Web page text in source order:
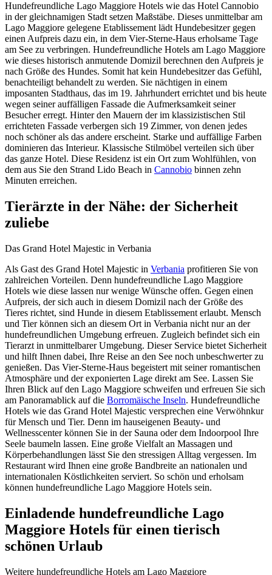
Hundefreundliche Lago Maggiore Hotels wie das Hotel Cannobio
in der gleichnamigen Stadt setzen Maßstäbe. Dieses unmittelbar am
Lago Maggiore gelegene Etablissement lädt Hundebesitzer gegen
einen Aufpreis dazu ein, in dem Vier-Sterne-Haus erholsame Tage
am See zu verbringen. Hundefreundliche Hotels am Lago Maggiore
wie dieses historisch anmutende Domizil berechnen den Aufpreis je
nach Größe des Hundes. Somit hat kein Hundebesitzer das Gefühl,
benachteiligt behandelt zu werden. Sie nächtigen in einem
imposanten Stadthaus, das im 19. Jahrhundert errichtet und bis heute
wegen seiner auffälligen Fassade die Aufmerksamkeit seiner
Besucher erregt. Hinter den Mauern der im klassizistischen Stil
errichteten Fassade verbergen sich 19 Zimmer, von denen jedes
noch schöner als das andere erscheint. Starke und auffällige Farben
dominieren das Interieur. Klassische Stilmöbel verteilen sich über
das ganze Hotel. Diese Residenz ist ein Ort zum Wohlfühlen, von
dem aus Sie den Strand Lido Beach in Cannobio binnen zehn
Minuten erreichen.
Tierärzte in der Nähe: der Sicherheit
zuliebe
Das Grand Hotel Majestic in Verbania
Als Gast des Grand Hotel Majestic in Verbania profitieren Sie von
zahlreichen Vorteilen. Denn hundefreundliche Lago Maggiore
Hotels wie diese lassen nur wenige Wünsche offen. Gegen einen
Aufpreis, der sich auch in diesem Domizil nach der Größe des
Tieres richtet, sind Hunde in diesem Etablissement erlaubt. Mensch
und Tier können sich an diesem Ort in Verbania nicht nur an der
hundefreundlichen Umgebung erfreuen. Zugleich befindet sich ein
Tierarzt in unmittelbarer Umgebung. Dieser Service bietet Sicherheit
und hilft Ihnen dabei, Ihre Reise an den See noch unbeschwerter zu
genießen. Das Vier-Sterne-Haus begeistert mit seiner romantischen
Atmosphäre und der exponierten Lage direkt am See. Lassen Sie
Ihren Blick auf den Lago Maggiore schweifen und erfreuen Sie sich
am Panoramablick auf die Borromäische Inseln. Hundefreundliche
Hotels wie das Grand Hotel Majestic versprechen eine Verwöhnkur
für Mensch und Tier. Denn im hauseigenen Beauty- und
Wellnesscenter können Sie in der Sauna oder dem Indoorpool Ihre
Seele baumeln lassen. Eine große Vielfalt an Massagen und
Körperbehandlungen lässt Sie den stressigen Alltag vergessen. Im
Restaurant wird Ihnen eine große Bandbreite an nationalen und
internationalen Köstlichkeiten serviert. So schön und erholsam
können hundefreundliche Lago Maggiore Hotels sein.
Einladende hundefreundliche Lago
Maggiore Hotels für einen tierisch
schönen Urlaub
Weitere hundefreundliche Hotels am Lago Maggiore